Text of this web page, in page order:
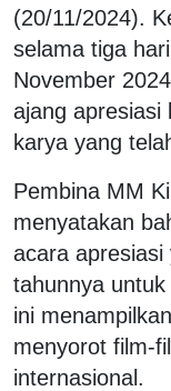
(20/11/2024).
selama tiga
November
ajang apresiasi
karya yang
Pembina MM
menyatakan
acara
tahunnya
ini
menyorot film-
internasional.